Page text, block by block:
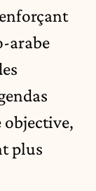
arabe
plus